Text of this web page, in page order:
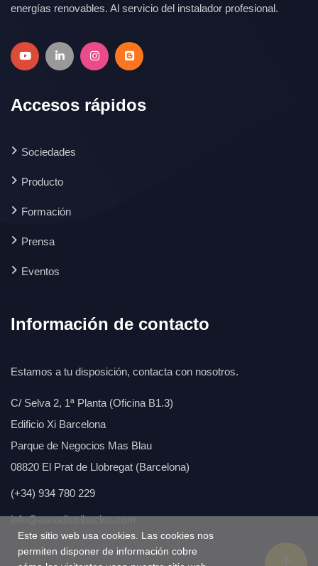
energías renovables. Al servicio del instalador profesional.
Accesos rápidos
Sociedades
Producto
Formación
Prensa
Eventos
Información de contacto
Estamos a tu disposición, contacta con nosotros.
C/ Selva 2, 1ª Planta (Oficina B1.3)
Edificio Xi Barcelona
Parque de Negocios Mas Blau
08820 El Prat de Llobregat (Barcelona)
(+34) 934 780 229
info@aunadistribucion.com
Este sitio web usa cookies. Las cookies nos
permiten disponer de información cobre